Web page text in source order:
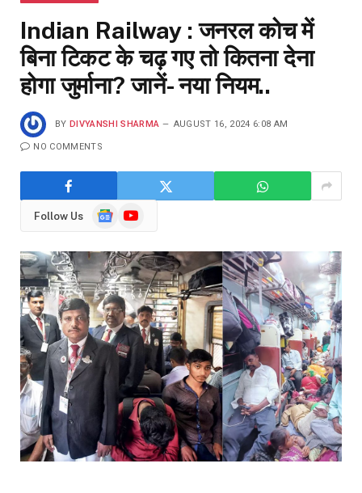
Indian Railway : जनरल कोच में
बिना टिकट के चढ़ गए तो कितना देना
होगा जुर्माना? जानें- नया नियम..
BY DIVYANSHI SHARMA AUGUST 16, 2024 6:08 AM
NO COMMENTS
Follow Us
GoogleYouTube